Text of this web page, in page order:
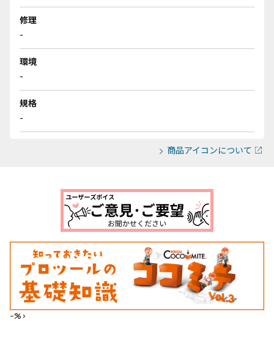
修理
-
環境
-
規格
-
商品アイコンについて
--%>